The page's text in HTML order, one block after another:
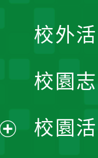
單
校外
校園
校園